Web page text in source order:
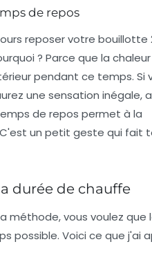
de repos
reposer votre bouillotte
? Parce que la chaleur
pendant ce temps. Si
une sensation inégale,
de repos permet à la
un petit geste qui fait
durée de chauffe
méthode, vous voulez que
possible. Voici ce que j'ai